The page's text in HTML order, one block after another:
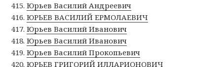
Юрьев Василий Андреевич
ЮРЬЕВ ВАСИЛИЙ ЕРМОЛАЕВИЧ
Юрьев Василий Иванович
Юрьев Василий Иванович
Юрьев Василий Прокопьевич
ЮРЬЕВ ГРИГОРИЙ ИЛЛАРИОНОВИЧ